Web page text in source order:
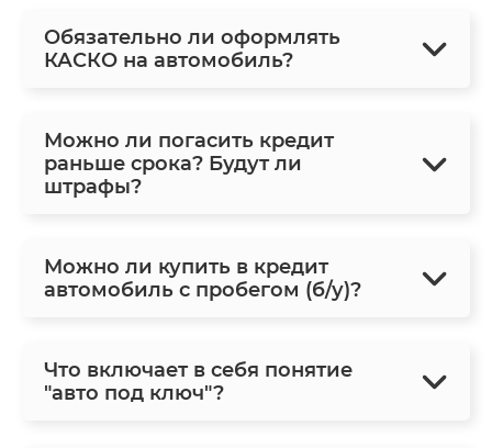
Обязательно ли оформлять
КАСКО на автомобиль?
Можно ли погасить кредит
раньше срока? Будут ли
штрафы?
Можно ли купить в кредит
автомобиль с пробегом (б/у)?
Что включает в себя понятие
"авто под ключ"?